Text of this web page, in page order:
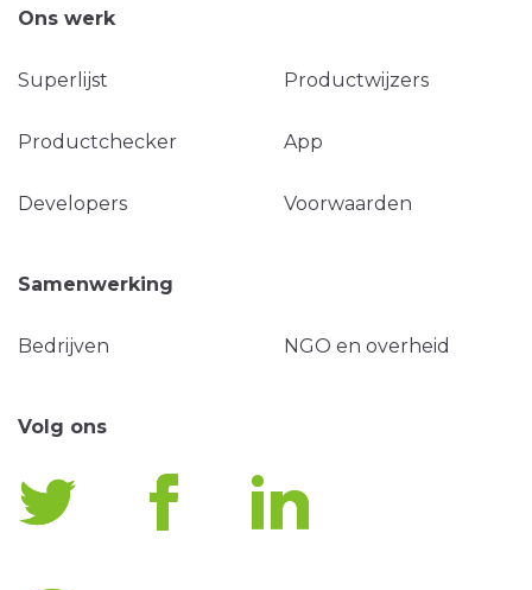
Ons werk
Superlijst Productwijzers
Productchecker App
Developers Voorwaarden
Samenwerking
Bedrijven NGO en overheid
Volg ons